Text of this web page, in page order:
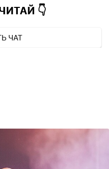
👇
ЧАТ